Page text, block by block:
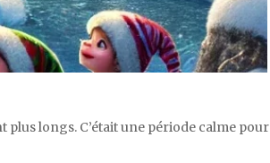
plus longs. C’était une période calme pour